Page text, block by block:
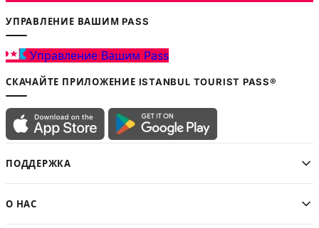
УПРАВЛЕНИЕ ВАШИМ PASS
Управление Вашим Pass
СКАЧАЙТЕ ПРИЛОЖЕНИЕ ISTANBUL TOURIST PASS®
ПОДДЕРЖКА
О НАС